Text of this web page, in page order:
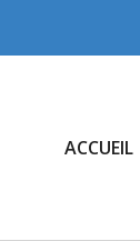
ACCUEIL